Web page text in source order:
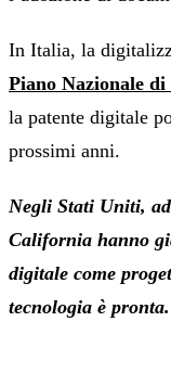
In Italia, la
Piano Nazionale di
la patente digitale
prossimi anni.
Negli Stati Uniti,
California hanno
digitale come
tecnologia è pronta.